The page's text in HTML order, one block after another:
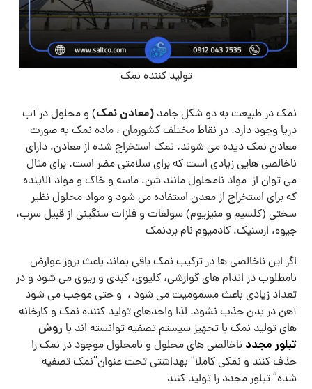
تولید کننده نمک
نمک در طبیعت به دو شکل جامد(معادن نمک) و محلول در آب
دریا وجود دارد. در نقاط مختلف کشورمان ، ماده نمک به صورت
معادن نمک دیده می شوند. نمک استخراج شده از معادن، دارای
ناخالصی هایی زیادی است که برای سلامتی مضر است. برای مثال
می توان از مواد نامحلول مانند شن، ماسه و خاک و مواد آلاینده
که برای استخراج از معدن استفاده می شود و مواد محلول نظیر
سختی (کلسیم و منیزیوم) سولفات و فلزات سنگینی از قبیل سرب،
جیوه، ارسنیک، کادمیوم نام بردنمک
اگر این ناخالصی ها در ترکیب نمک باقی بماند باعث بروز عوارض
نامطلوب در اندام های گوارشی، کلیوی، کبدی و ریوی می شود و در
تعداد زیادی باعث مسمومیت می شود ، و حتی موجب می شود
آهن در بدن جذب نشود. لذا واحدهای تولید کننده نمک و کارخانه
های تولید نمک با تجهیز سیستم تصفیه توانسته اند با روش
تبلور مجدد ناخالصی های محلول و نامحلول موجود در نمک را
حذف کنند و نمکی کاملا” بهداشتی تحت عنوان“نمک تصفیه
شده” تبلور مجدد را تولید کنند